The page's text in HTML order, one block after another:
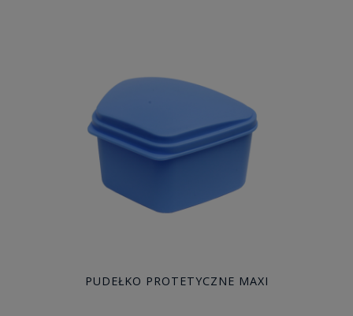
PUDEŁKO PROTETYCZNE MAXI